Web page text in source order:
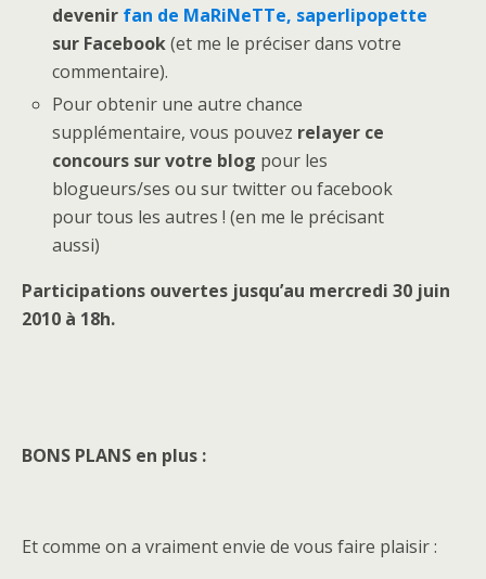
devenir fan de MaRiNeTTe, saperlipopette
sur Facebook(et me le préciser dans votre
commentaire).
Pour obtenir une autre chance
supplémentaire, vous pouvez relayer ce
concours sur votre blog pour les
blogueurs/ses ou sur twitter ou facebook
pour tous les autres ! (en me le précisant
aussi)
Participations ouvertes jusqu’au mercredi 30 juin
2010 à 18h.
BONS PLANS en plus :
Et comme on a vraiment envie de vous faire plaisir :